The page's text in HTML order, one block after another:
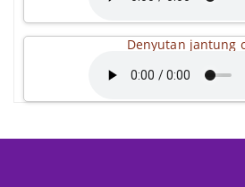
Denyutan jantung